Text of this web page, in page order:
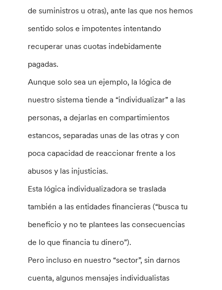
de suministros u otras), ante las que nos hemos
sentido solos e impotentes intentando
recuperar unas cuotas indebidamente
pagadas.
Aunque solo sea un ejemplo, la lógica de
nuestro sistema tiende a “individualizar” a las
personas, a dejarlas en compartimientos
estancos, separadas unas de las otras y con
poca capacidad de reaccionar frente a los
abusos y las injusticias.
Esta lógica individualizadora se traslada
también a las entidades financieras (“busca tu
beneficio y no te plantees las consecuencias
de lo que financia tu dinero”).
Pero incluso en nuestro “sector”, sin darnos
cuenta, algunos mensajes individualistas